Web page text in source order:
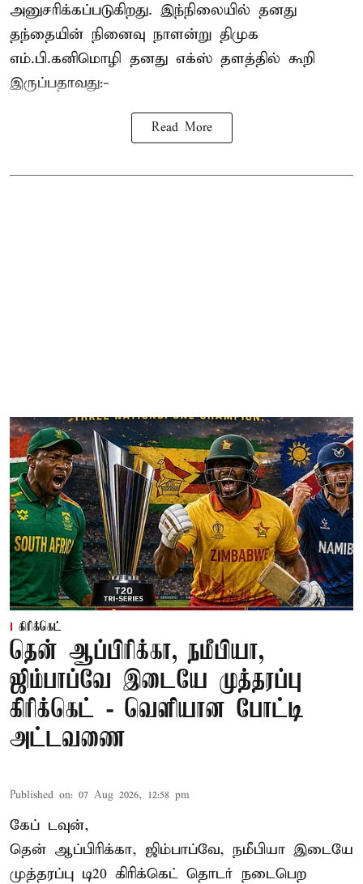
அனுசரிக்கப்படுகிறது. இந்நிலையில் தனது
தந்தையின் நினைவு நாளன்று திமுக
எம்.பி.கனிமொழி தனது எக்ஸ் தளத்தில் கூறி
இருப்பதாவது:-
Read More
கிரிக்கெட்
தென் ஆப்பிரிக்கா, நமீபியா,
ஜிம்பாப்வே இடையே முத்தரப்பு
கிரிக்கெட் - வெளியான போட்டி
அட்டவணை
Published on: 07 Aug 2026, 12:58 pm
கேப் டவுன்,
தென் ஆப்பிரிக்கா, ஜிம்பாப்வே, நமீபியா இடையே
முத்தரப்பு டி20 கிரிக்கெட் தொடர் நடைபெற